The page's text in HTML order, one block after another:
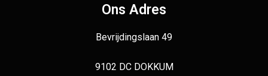
Ons Adres
Bevrijdingslaan 49
9102 DC DOKKUM